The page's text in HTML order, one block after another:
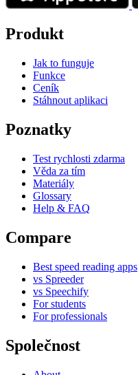
Produkt
Jak to funguje
Funkce
Ceník
Stáhnout aplikaci
Poznatky
Test rychlosti zdarma
Věda za tím
Materiály
Glossary
Help & FAQ
Compare
Best speed reading apps
vs Spreeder
vs Speechify
For students
For professionals
Společnost